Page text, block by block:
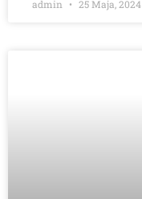
admin 25 Maja, 2024